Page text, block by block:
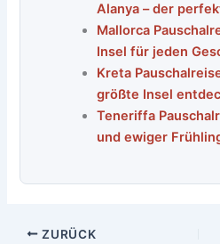
Alanya – der
Mallorca
Insel für jeden
Kreta
größte Insel
Teneriffa
und ewiger
ZURÜCK